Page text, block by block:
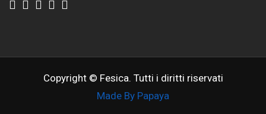
Copyright © Fesica. Tutti i diritti riservati
Made By Papaya